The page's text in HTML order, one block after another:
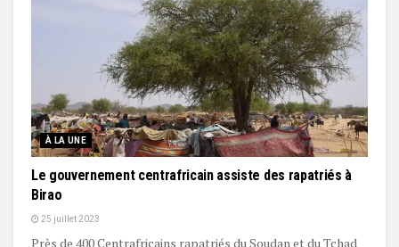
À LA UNE
Le gouvernement centrafricain assiste des rapatriés à
Birao
25 juillet 2023
Près de 400 Centrafricains rapatriés du Soudan et du Tchad